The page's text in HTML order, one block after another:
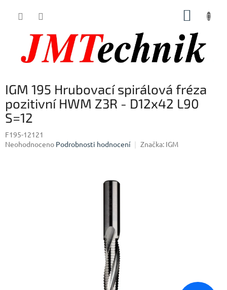
IGM 195 Hrubovací spirálová fréza
pozitivní HWM Z3R - D12x42 L90
S=12
F195-12121
Průměrné
Neohodnoceno Podrobnosti hodnocení Značka: IGM